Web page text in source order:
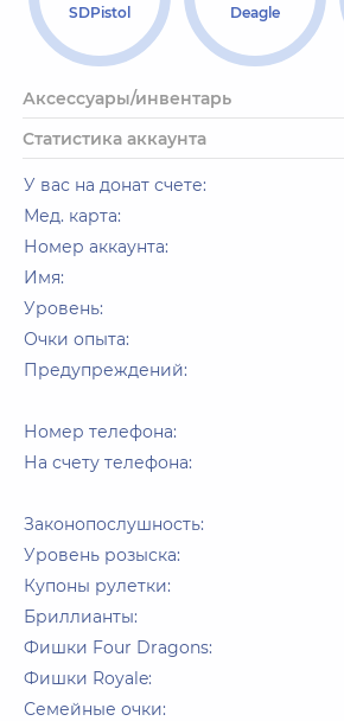
SDPistol Deagle
Аксессуары/инвентарь
Статистика аккаунта
У вас на донат счете:
Мед. карта:
Номер аккаунта:
Имя:
Уровень:
Очки опыта:
Предупреждений:
Номер телефона:
На счету телефона:
Законопослушность:
Уровень розыска:
Купоны рулетки:
Бриллианты:
Фишки Four Dragons:
Фишки Royale:
Семейные очки: